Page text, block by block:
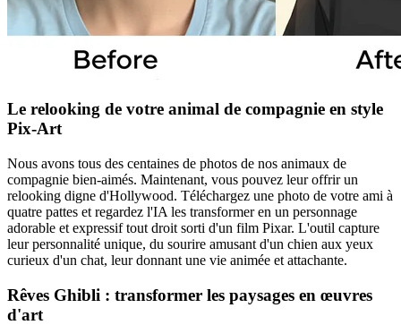
Le relooking de votre animal de compagnie en style
Pix-Art
Nous avons tous des centaines de photos de nos animaux de
compagnie bien-aimés. Maintenant, vous pouvez leur offrir un
relooking digne d'Hollywood. Téléchargez une photo de votre ami à
quatre pattes et regardez l'IA les transformer en un personnage
adorable et expressif tout droit sorti d'un film Pixar. L'outil capture
leur personnalité unique, du sourire amusant d'un chien aux yeux
curieux d'un chat, leur donnant une vie animée et attachante.
Rêves Ghibli : transformer les paysages en œuvres
d'art